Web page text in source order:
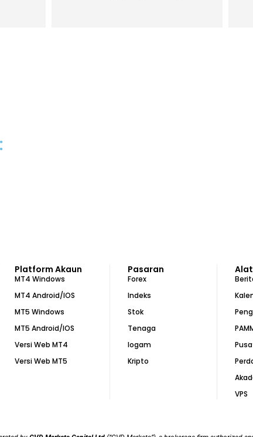
Platform Akaun
MT4 Windows
MT4 Android/IOS
MT5 Windows
MT5 Android/IOS
Versi Web MT4
Versi Web MT5
Pasaran
Forex
Indeks
Stok
Tenaga
logam
Kripto
VPS